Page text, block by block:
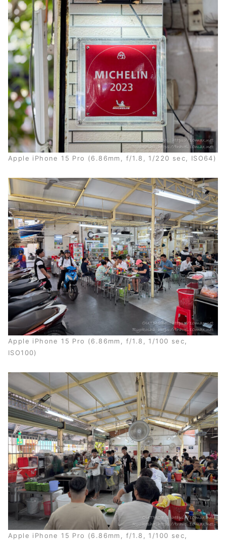
Apple iPhone 15 Pro (6.86mm, f/1.8, 1/220 sec, ISO64)
Apple iPhone 15 Pro (6.86mm, f/1.8, 1/100 sec,
ISO100)
Apple iPhone 15 Pro (6.86mm, f/1.8, 1/100 sec,